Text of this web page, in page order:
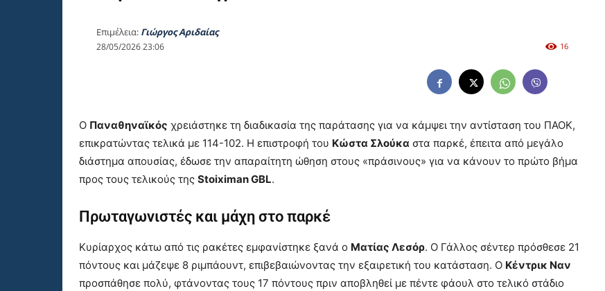
Επιμέλεια: Γιώργος Αριδαίας
28/05/2026 23:06 16
Ο Παναθηναϊκός χρειάστηκε τη διαδικασία της παράτασης για να κάμψει την αντίσταση του ΠΑΟΚ,
επικρατώντας τελικά με 114-102. Η επιστροφή του Κώστα Σλούκα στα παρκέ, έπειτα από μεγάλο
διάστημα απουσίας, έδωσε την απαραίτητη ώθηση στους «πράσινους» για να κάνουν το πρώτο βήμα
προς τους τελικούς της Stoiximan GBL.
Πρωταγωνιστές και μάχη στο παρκέ
Κυρίαρχος κάτω από τις ρακέτες εμφανίστηκε ξανά ο Ματίας Λεσόρ. Ο Γάλλος σέντερ πρόσθεσε 21
πόντους και μάζεψε 8 ριμπάουντ, επιβεβαιώνοντας την εξαιρετική του κατάσταση. Ο Κέντρικ Ναν
προσπάθησε πολύ, φτάνοντας τους 17 πόντους πριν αποβληθεί με πέντε φάουλ στο τελικό στάδιο